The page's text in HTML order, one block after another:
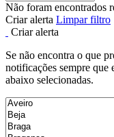
Não foram encontrados
Criar alerta Limpar filtro
Criar alerta
Se não encontra o que
notificações sempre que
abaixo selecionadas.